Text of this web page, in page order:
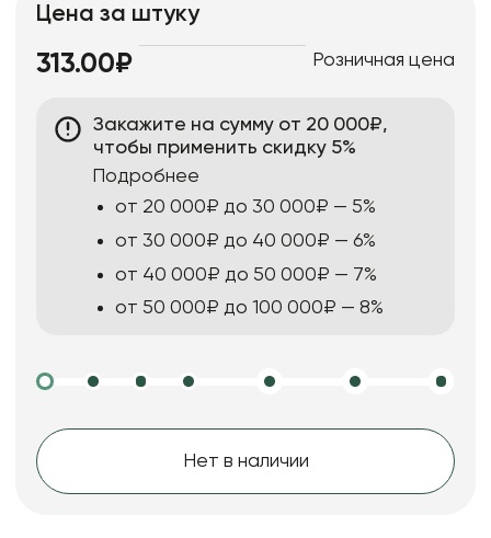
Цена за штуку
313.00₽ Розничная цена
Закажите на сумму от 20 000₽,
чтобы применить скидку 5%
Подробнее
от 20 000₽ до 30 000₽ — 5%
от 30 000₽ до 40 000₽ — 6%
от 40 000₽ до 50 000₽ — 7%
от 50 000₽ до 100 000₽ — 8%
Нет в наличии